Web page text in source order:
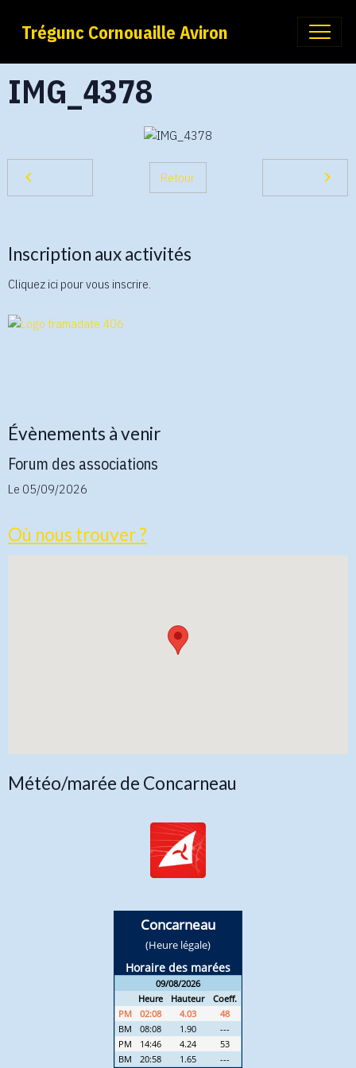
Trégunc Cornouaille Aviron
IMG_4378
Retour
Inscription aux activités
Cliquez ici pour vous inscrire.
Évènements à venir
Forum des associations
Le 05/09/2026
Où nous trouver ?
Météo/marée de Concarneau